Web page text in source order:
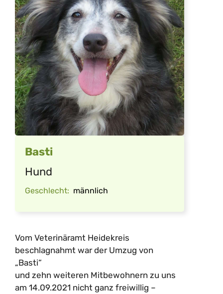
Basti
Hund
Geschlecht: männlich
Vom Veterinäramt Heidekreis
beschlagnahmt war der Umzug von
„Basti“
und zehn weiteren Mitbewohnern zu uns
am 14.09.2021 nicht ganz freiwillig –